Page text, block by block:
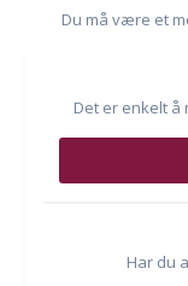
Du må være et
Det er enkelt å
Har du